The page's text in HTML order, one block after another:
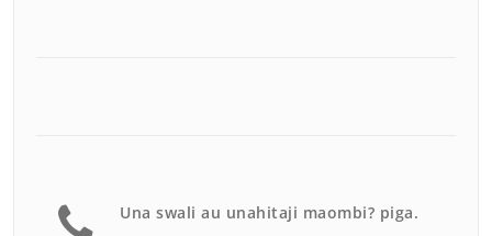
Una swali au unahitaji maombi? piga.